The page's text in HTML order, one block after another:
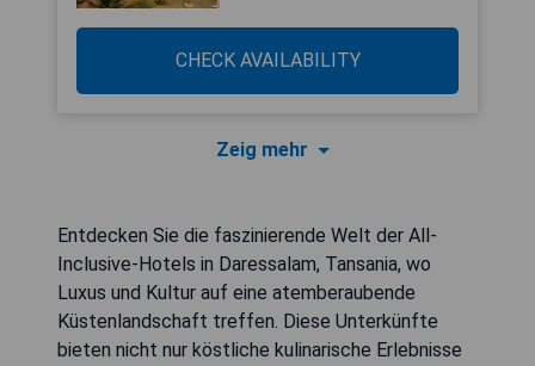
CHECK AVAILABILITY
Zeig mehr
Entdecken Sie die faszinierende Welt der All-
Inclusive-Hotels in Daressalam, Tansania, wo
Luxus und Kultur auf eine atemberaubende
Küstenlandschaft treffen. Diese Unterkünfte
bieten nicht nur köstliche kulinarische Erlebnisse